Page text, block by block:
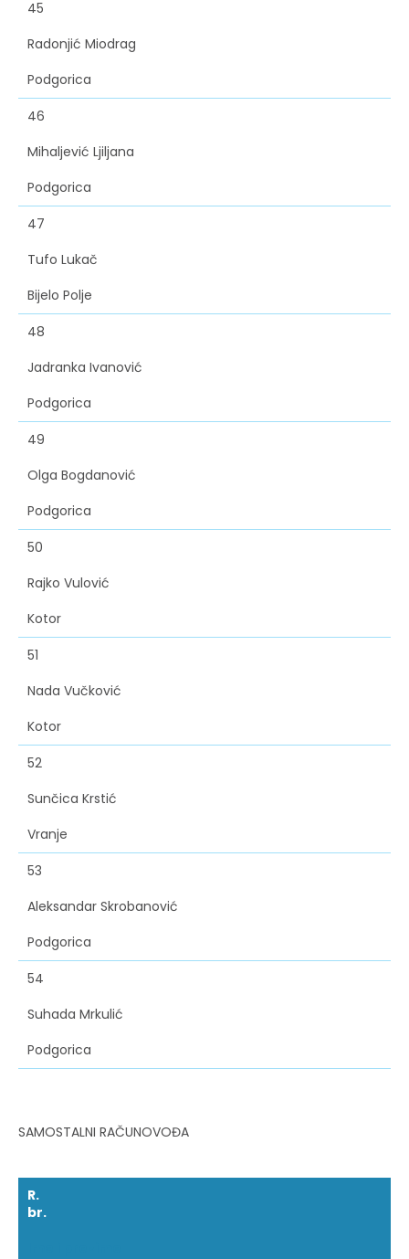
45
Radonjić Miodrag
Podgorica
46
Mihaljević Ljiljana
Podgorica
47
Tufo Lukač
Bijelo Polje
48
Jadranka Ivanović
Podgorica
49
Olga Bogdanović
Podgorica
50
Rajko Vulović
Kotor
51
Nada Vučković
Kotor
52
Sunčica Krstić
Vranje
53
Aleksandar Skrobanović
Podgorica
54
Suhada Mrkulić
Podgorica
SAMOSTALNI RAČUNOVOĐA
R.
br.